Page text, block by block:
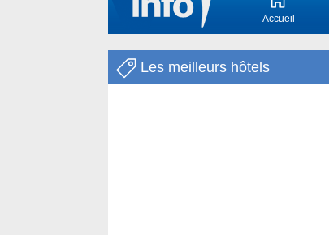
Accueil
Les meilleurs hôtels